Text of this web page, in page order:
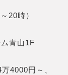
20時）
青山1F
4000円～、